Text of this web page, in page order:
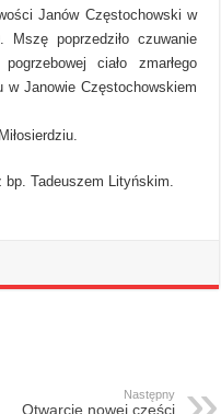
Janów Częstochowski w
poprzedziło czuwanie
ciało zmarłego
w Janowie Częstochowskiem
Tadeuszem Lityńskim.
Następny
Otwarcie nowej części